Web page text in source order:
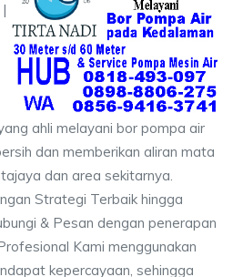
ahli melayani bor pompa air
dan memberikan aliran mata
dan area sekitarnya.
Strategi Terbaik hingga
& Pesan dengan penerapan
Kami menggunakan
kepercayaan, sehingga